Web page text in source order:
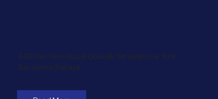
ABD'nin Yeni Ulusal Güvelik Stratejisi ve Türk
Savunma Sanayii